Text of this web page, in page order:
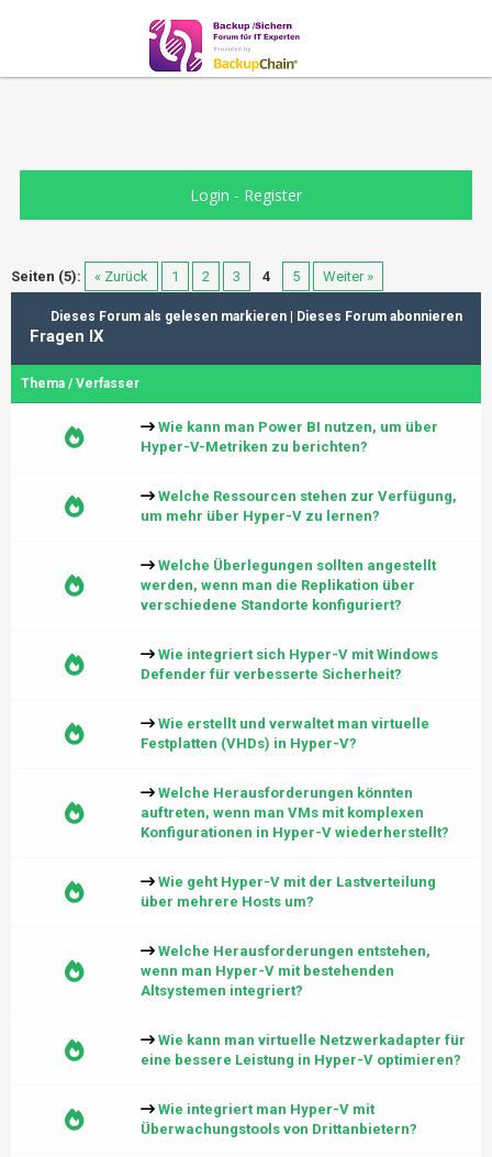
Login - Register
Seiten (5): « Zurück 1 2 3 4 5 Weiter »
Dieses Forum als gelesen markieren Dieses Forum abonnieren
Fragen IX
Thema /Verfasser
Wie kann man Power BI nutzen, um über
Hyper-V-Metriken zu berichten?
Welche Ressourcen stehen zur Verfügung,
um mehr über Hyper-V zu lernen?
Welche Überlegungen sollten angestellt
werden, wenn man die Replikation über
verschiedene Standorte konfiguriert?
Wie integriert sich Hyper-V mit Windows
Defender für verbesserte Sicherheit?
Wie erstellt und verwaltet man virtuelle
Festplatten (VHDs) in Hyper-V?
Welche Herausforderungen könnten
auftreten, wenn man VMs mit komplexen
Konfigurationen in Hyper-V wiederherstellt?
Wie geht Hyper-V mit der Lastverteilung
über mehrere Hosts um?
Welche Herausforderungen entstehen,
wenn man Hyper-V mit bestehenden
Altsystemen integriert?
Wie kann man virtuelle Netzwerkadapter für
eine bessere Leistung in Hyper-V optimieren?
Wie integriert man Hyper-V mit
Überwachungstools von Drittanbietern?